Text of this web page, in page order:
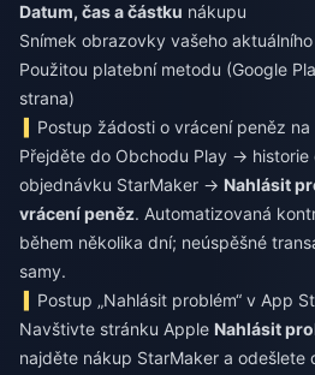
Datum, čas a částku nákupu
Snímek obrazovky vašeho aktuálního
Použitou platební metodu (Google
strana)
Postup žádosti o vrácení peněz na
Přejděte do Obchodu Play →
objednávku StarMaker → Nahlásit
vrácení peněz. Automatizovaná
během několika dní; neúspěšné
samy.
Postup „Nahlásit problém“ v App
Navštivte stránku Apple Nahlásit
najděte nákup StarMaker a odešlete